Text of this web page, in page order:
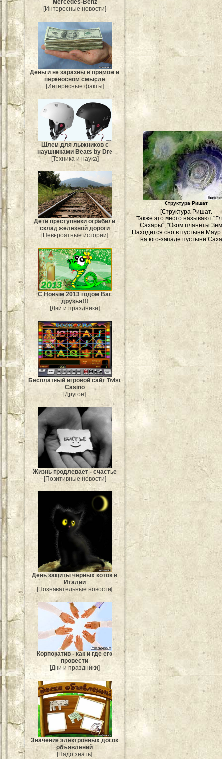
Mercedes-Benz
[Интересные новости]
Деньги не заразны в прямом и
переносном смысле
[Интересные факты]
Шлем для лыжников с
наушниками Beats by Dre
[Техника и наука]
Дети преступники ограбили
склад железной дороги
[Невероятные истории]
С Новым 2013 годом Вас
друзья!!!
[Дни и праздники]
Бесплатный игровой сайт Twist
Casino
[Другое]
Жизнь продлевает - счастье
[Позитивные новости]
День защиты чёрных котов в
Италии
[Познавательные новости]
Корпоратив - как и где его
провести
[Дни и праздники]
Значение электронных досок
объявлений
[Надо знать]
Структура Ришат
[Структура Ришат.
Также это место называют
Сахары", "Оком планеты
Находится оно в пустыне
на юго-западе пустыни